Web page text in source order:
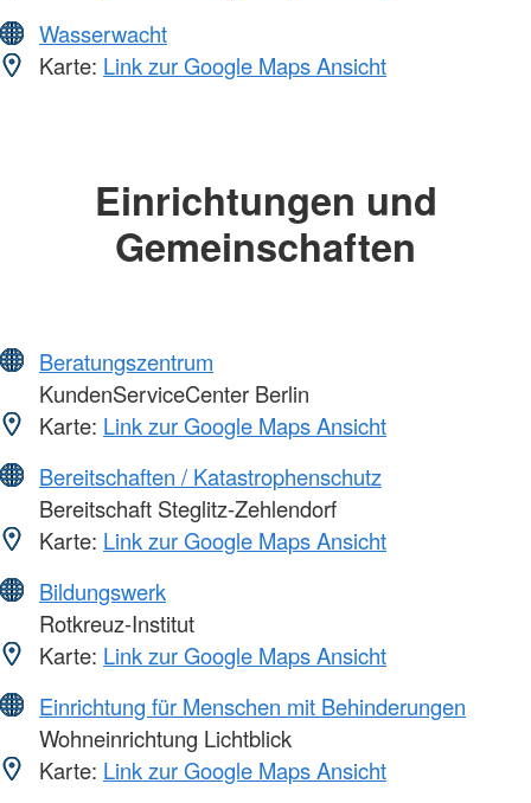
Wasserwacht
Karte: Link zur Google Maps Ansicht
Einrichtungen und
Gemeinschaften
Beratungszentrum
KundenServiceCenter Berlin
Karte: Link zur Google Maps Ansicht
Bereitschaften / Katastrophenschutz
Bereitschaft Steglitz-Zehlendorf
Karte: Link zur Google Maps Ansicht
Bildungswerk
Rotkreuz-Institut
Karte: Link zur Google Maps Ansicht
Einrichtung für Menschen mit Behinderungen
Wohneinrichtung Lichtblick
Karte: Link zur Google Maps Ansicht